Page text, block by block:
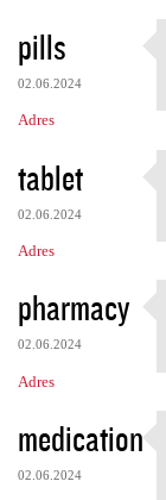
pills
02.06.2024
Adres
tablet
02.06.2024
Adres
pharmacy
02.06.2024
Adres
medication
02.06.2024